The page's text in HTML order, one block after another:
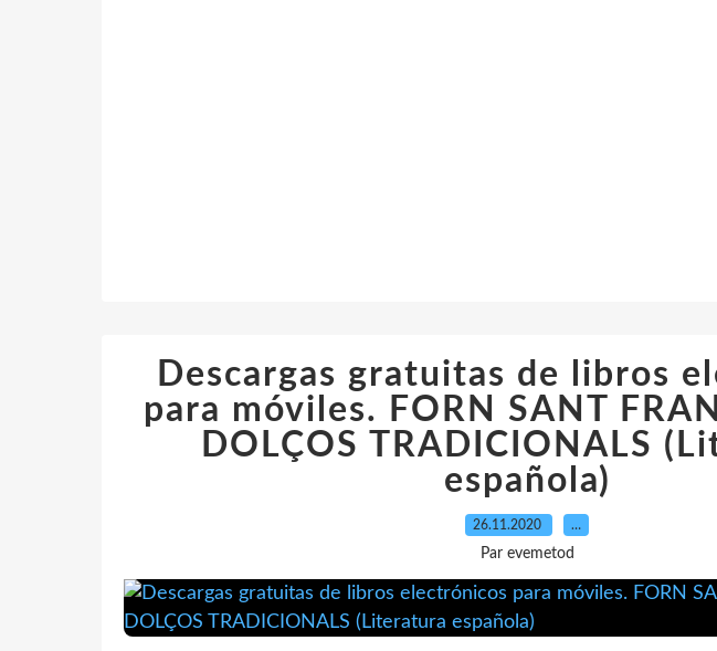
Descargas gratuitas de libros
para móviles. FORN SANT
DOLÇOS TRADICIONALS
española)
26.11.2020 …
Par evemetod